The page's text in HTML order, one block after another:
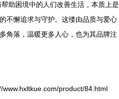
助困境中的人们改善生活，本质上是
不懈追求与守护。这缕由品质与爱心
角落，温暖更多人心，也为其品牌注
product/84.html